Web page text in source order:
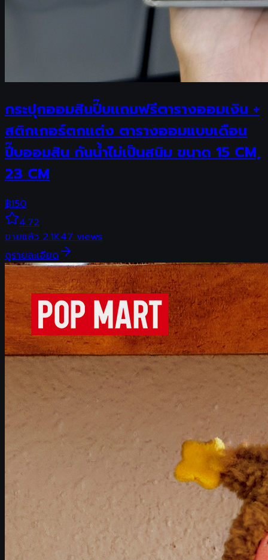
กระปุกออมสินปี๊บแถมฟรีตารางออมเงิน +
สติกเกอร์ตกแต่ง ตารางออมแบบเดือน
ปี๊บออมสิน กันน้ำไม่เป็นสนิม ขนาด 15 CM,
23 CM
฿150
4.72
ขายแล้ว2.1K47views
ดูรายละเอียด